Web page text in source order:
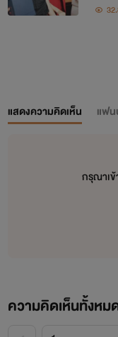
แสดงความคิดเห็น แฟ
กรุณาเ
ความคิดเห็นทั้งหม